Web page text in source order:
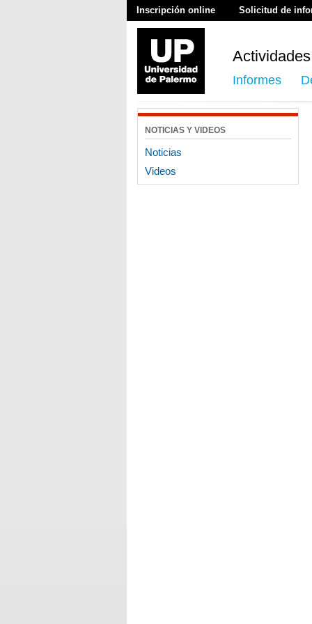
Inscripción online Solicitud de
Informes
NOTICIAS Y VIDEOS
Noticias
Videos